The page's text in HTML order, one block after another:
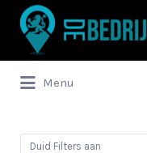
Zoek
naar:
Menu
naar:
Duid Filters aan